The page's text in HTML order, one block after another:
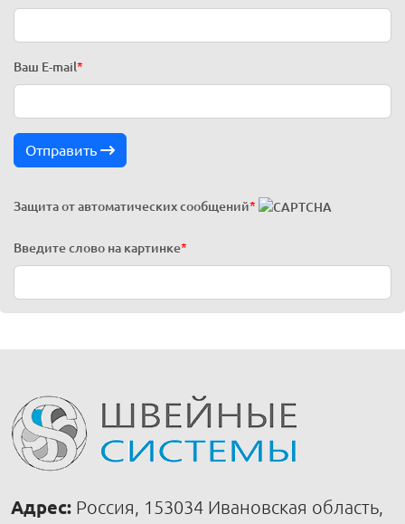
Ваш E-mail *
Отправить
Защита от автоматических сообщений*
Введите слово на картинке*
Адрес: Россия, 153034 Ивановская область,